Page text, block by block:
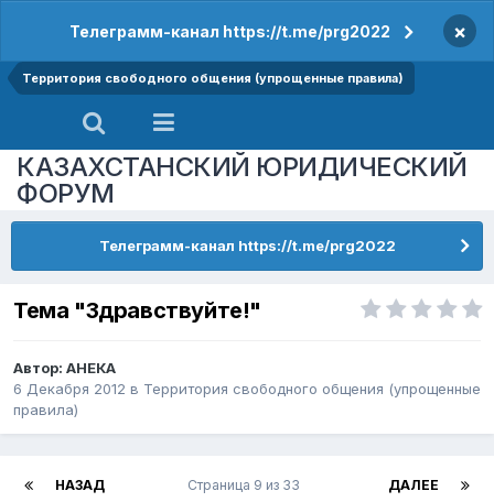
Телеграмм-канал https://t.me/prg2022 ×
Территория свободного общения (упрощенные правила)
КАЗАХСТАНСКИЙ ЮРИДИЧЕСКИЙ
ФОРУМ
Телеграмм-канал https://t.me/prg2022
Тема "Здравствуйте!"
Автор: АНЕКА
6 Декабря 2012 в Территория свободного общения (упрощенные
правила)
НАЗАД ДАЛЕЕ
Страница 9 из 33